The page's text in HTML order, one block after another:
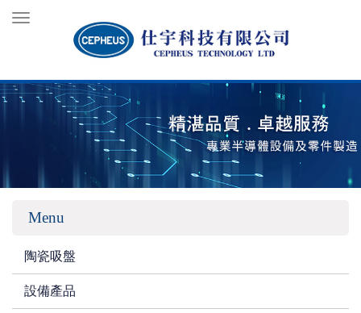
Toggle
navigation
Menu
陶瓷吸盤
設備產品